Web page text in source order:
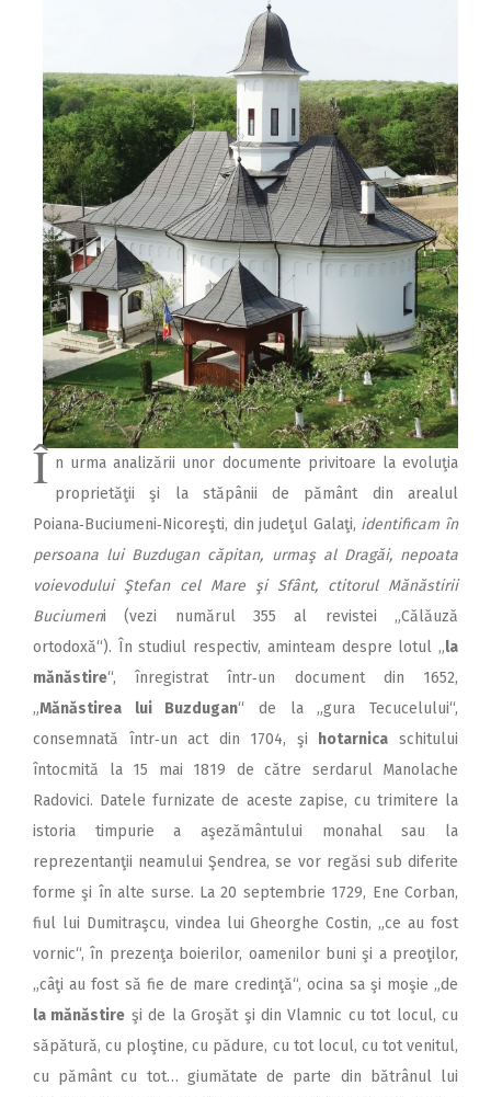
Î n urma analizării unor documente privitoare la evoluţia
proprietăţii şi la stăpânii de pământ din arealul
Poiana‑Buciumeni‑Nicoreşti, din judeţul Galaţi, identificam în
persoana lui Buzdugan căpitan, urmaş al Dragăi, nepoata
voievodului Ştefan cel Mare şi Sfânt, ctitorul Mănăstirii
Buciumeni (vezi numărul 355 al revistei „Călăuză
ortodoxă“). În studiul respectiv, aminteam despre lotul „la
mănăstire“, înregistrat într‑un document din 1652,
„Mănăstirea lui Buzdugan“ de la „gura Tecucelului“,
consemnată într‑un act din 1704, şi
hotarnica schitului
întocmită la 15 mai 1819 de către serdarul Manolache
Radovici. Datele furnizate de aceste zapise, cu trimitere la
istoria timpurie a aşezământului monahal sau la
reprezentanţii neamului Şendrea, se vor regăsi sub diferite
forme şi în alte surse. La 20 septembrie 1729, Ene Corban,
fiul lui Dumitraşcu, vindea lui Gheorghe Costin, „ce au fost
vornic“, în prezenţa boierilor, oamenilor buni şi a preoţilor,
„câţi au fost să fie de mare credinţă“, ocina sa şi moşie „de
la mănăstire şi de la Groşăt şi din Vlamnic cu tot locul, cu
săpătură, cu ploştine, cu pădure, cu tot locul, cu tot venitul,
cu pământ cu tot… giumătate de parte din bătrânul lui